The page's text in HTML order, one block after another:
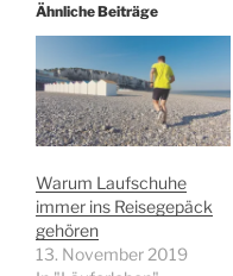
Ähnliche Beiträge
Warum Laufschuhe
immer ins Reisegepäck
gehören
13. November 2019